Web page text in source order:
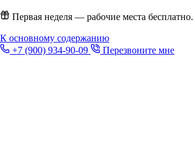
Первая неделя — рабочие места бесплатно.
К основному содержанию
+7 (900) 934-90-09
Перезвоните мне